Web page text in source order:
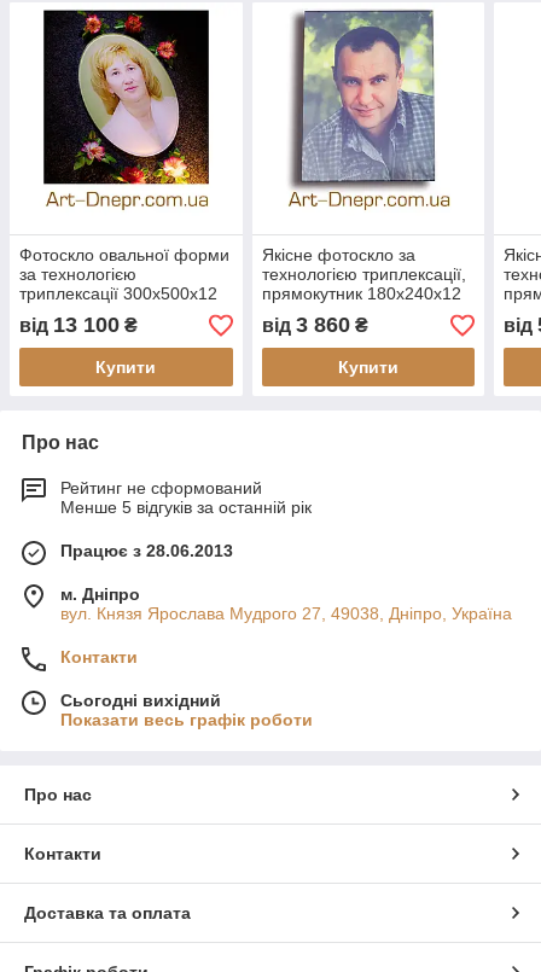
Фотоскло овальної форми
за технологією
триплексації 300х500х12
мм
від 13 100 ₴
Купити
Якісне фотоскло за
технологією триплексації,
прямокутник 180х240х12
мм
від 3 860₴
Купити
мм
від
Про нас
Рейтинг не сформований
Менше 5 відгуків за останній рік
Працює з 28.06.2013
м. Дніпро
вул. Князя Ярослава Мудрого 27, 49038, Дніпро, Україна
Контакти
Сьогодні вихідний
Показати весь графік роботи
Про нас
Контакти
Доставка та оплата